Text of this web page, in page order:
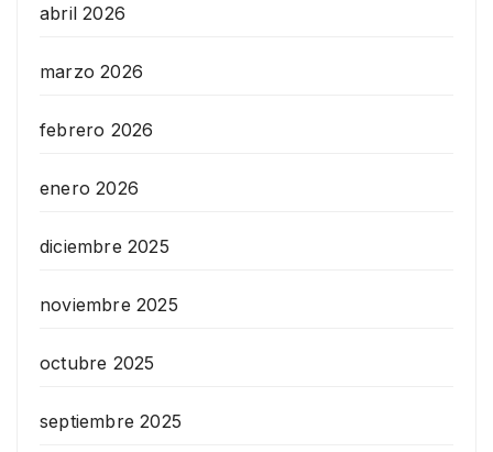
abril 2026
marzo 2026
febrero 2026
enero 2026
diciembre 2025
noviembre 2025
octubre 2025
septiembre 2025